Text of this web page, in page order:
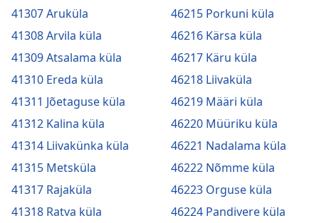
41307 Aruküla
41308 Arvila küla
41309 Atsalama küla
41310 Ereda küla
41311 Jõetaguse küla
41312 Kalina küla
41314 Liivakünka küla
41315 Metsküla
41317 Rajaküla
41318 Ratva küla
46215 Porkuni küla
46216 Kärsa küla
46217 Käru küla
46218 Liivaküla
46219 Määri küla
46220 Müüriku küla
46221 Nadalama küla
46222 Nõmme küla
46223 Orguse küla
46224 Pandivere küla